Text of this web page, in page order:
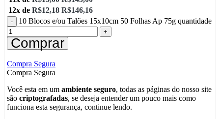
12x de R$12,18 R$146,16
10 Blocos e/ou Talões 15x10cm 50 Folhas Ap 75g quantidade
Comprar
Compra Segura
Compra Segura
Você esta em um ambiente seguro, todas as páginas do nosso site
são criptografadas, se deseja entender um pouco mais como
funciona esta segurança, continue lendo.